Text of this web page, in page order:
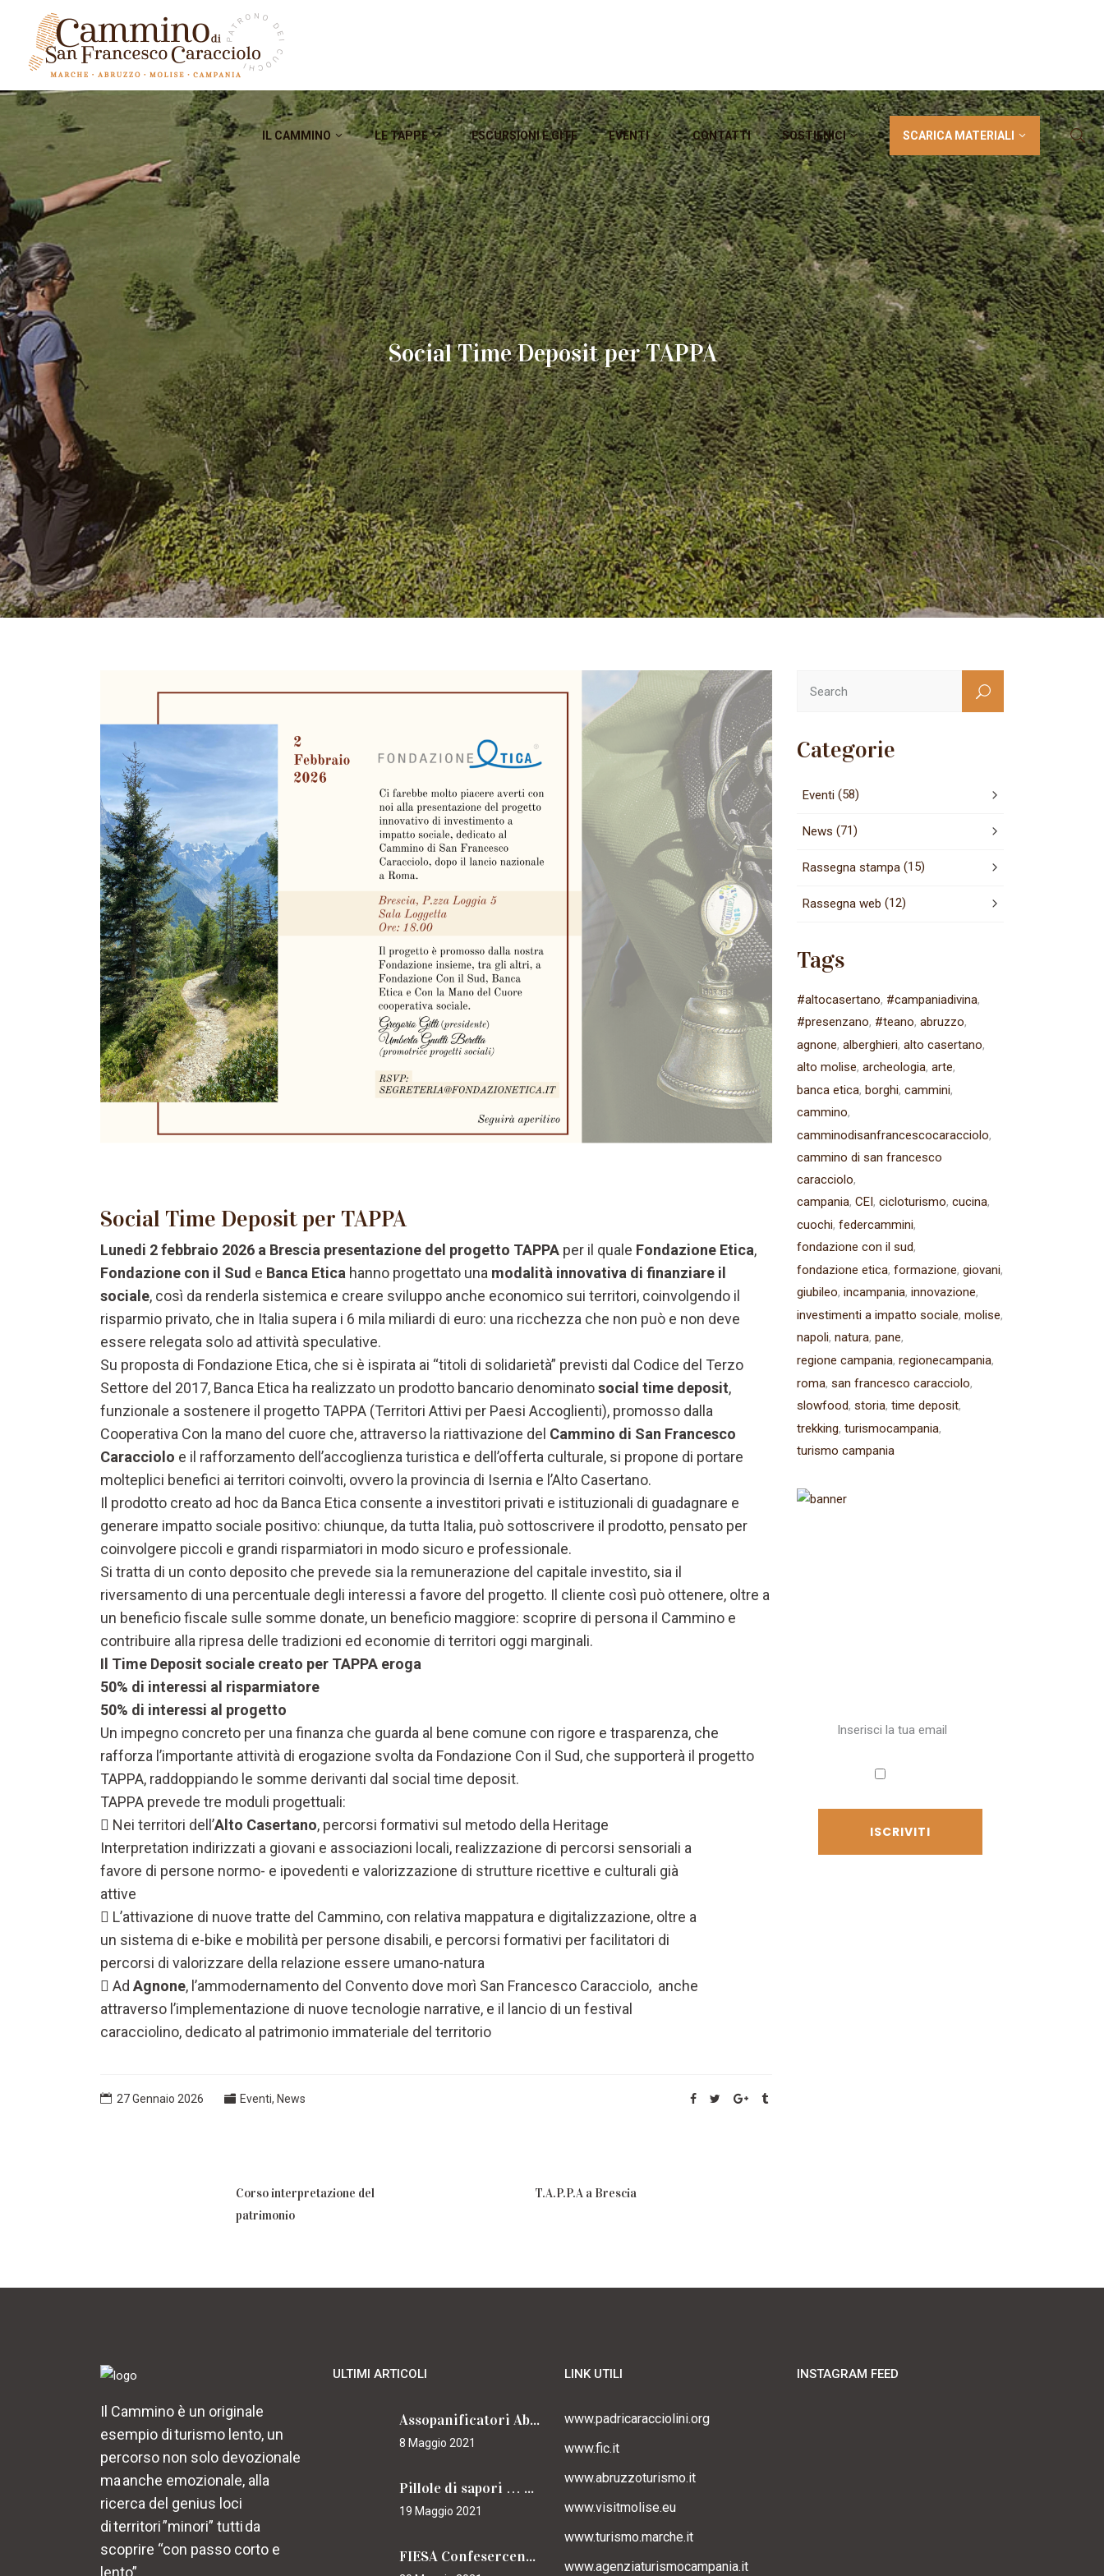
IL CAMMINO LE TAPPE ESCURSIONI E GITE EVENTI CONTATTI SOSTIENICI SCARICA MATERIALI
Social Time Deposit per TAPPA
Social Time Deposit per TAPPA
Lunedi 2 febbraio 2026 a Brescia presentazione del progetto TAPPA per il quale Fondazione Etica,
Fondazione con il Sud e Banca Etica hanno progettato una modalità innovativa di finanziare il
sociale, così da renderla sistemica e creare sviluppo anche economico sui territori, coinvolgendo il
risparmio privato, che in Italia supera i 6 mila miliardi di euro: una ricchezza che non può e non deve
essere relegata solo ad attività speculative.
Su proposta di Fondazione Etica, che si è ispirata ai “titoli di solidarietà” previsti dal Codice del Terzo
Settore del 2017, Banca Etica ha realizzato un prodotto bancario denominatosocial time deposit,
funzionale a sostenere il progetto TAPPA (Territori Attivi per Paesi Accoglienti), promosso dalla
Cooperativa Con la mano del cuore che, attraverso la riattivazione del Cammino di San Francesco
Caracciolo e il rafforzamento dell’accoglienza turistica e dell’offerta culturale, si propone di portare
molteplici benefici ai territori coinvolti, ovvero la provincia di Isernia e l’Alto Casertano.
Il prodotto creato ad hoc da Banca Etica consente a investitori privati e istituzionali di guadagnare e
generare impatto sociale positivo: chiunque, da tutta Italia, può sottoscrivere il prodotto, pensato per
coinvolgere piccoli e grandi risparmiatori in modo sicuro e professionale.
Si tratta di un conto deposito che prevede sia la remunerazione del capitale investito, sia il
riversamento di una percentuale degli interessi a favore del progetto. Il cliente così può ottenere, oltre a
un beneficio fiscale sulle somme donate, un beneficio maggiore: scoprire di persona il Cammino e
contribuire alla ripresa delle tradizioni ed economie di territori oggi marginali.
Il Time Deposit sociale creato per TAPPA eroga
50% di interessi al risparmiatore
50% di interessi al progetto
Un impegno concreto per una finanza che guarda al bene comune con rigore e trasparenza, che
rafforza l’importante attività di erogazione svolta da Fondazione Con il Sud, che supporterà il progetto
TAPPA, raddoppiando le somme derivanti dal social time deposit.
TAPPA prevede tre moduli progettuali:
 Nei territori dell’Alto Casertano, percorsi formativi sul metodo della Heritage
Interpretation indirizzati a giovani e associazioni locali, realizzazione di percorsi sensoriali a
favore di persone normo- e ipovedenti e valorizzazione di strutture ricettive e culturali già
attive
 L’attivazione di nuove tratte del Cammino, con relativa mappatura e digitalizzazione, oltre a
un sistema di e-bike e mobilità per persone disabili, e percorsi formativi per facilitatori di
percorsi di valorizzare della relazione essere umano-natura
 Ad Agnone, l’ammodernamento del Convento dove morì San Francesco Caracciolo, anche
attraverso l’implementazione di nuove tecnologie narrative, e il lancio di un festival
caracciolino, dedicato al patrimonio immateriale del territorio
27 Gennaio 2026 Eventi, News
Corso interpretazione del
patrimonio
T.A.P.P.A a Brescia
Categorie
Eventi (58)
News (71)
Rassegna stampa(15)
Rassegna web (12)
Tags
#altocasertano #campaniadivina
#presenzano #teano abruzzo
agnone alberghieri alto casertano
alto molise archeologia arte
banca etica borghi cammini
cammino
camminodisanfrancescocaracciolo
cammino di san francesco
caracciolo
campania CEI cicloturismo cucina
cuochi federcammini
fondazione con il sud
fondazione etica formazione giovani
giubileo incampania innovazione
investimenti a impatto sociale molise
napoli natura pane
regione campania regionecampania
roma san francesco caracciolo
slowfood storia time deposit
trekking turismocampania
turismo campania
Il Cammino è un originale
esempio di turismo lento, un
percorso non solo devozionale
ma anche emozionale, alla
ricerca del genius loci
di territori ”minori” tutti da
scoprire “con passo corto e
ULTIMI ARTICOLI
Assopanificatori Abruzzo e Molise insieme per il Cammino
8 Maggio 2021
Pillole di sapori … caracciolini
19 Maggio 2021
FIESA Confesercenti Campania per il Cammino
LINK UTILI
www.padricaracciolini.org
www.fic.it
www.abruzzoturismo.it
www.visitmolise.eu
www.turismo.marche.it
www.agenziaturismocampania.it
INSTAGRAM FEED